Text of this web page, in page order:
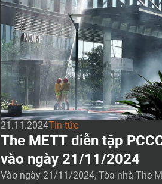
ị về […]
21.11.2024Tin tức
The METT diễn tập
vào ngày 21/11/2024
Vào ngày 21/11/2024, Tòa nhà The